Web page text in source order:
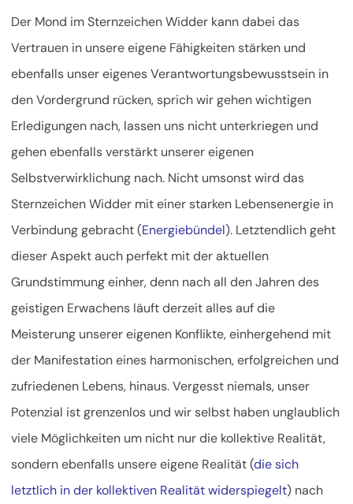
Der Mond im Sternzeichen Widder kann dabei das
Vertrauen in unsere eigene Fähigkeiten stärken und
ebenfalls unser eigenes Verantwortungsbewusstsein in
den Vordergrund rücken, sprich wir gehen wichtigen
Erledigungen nach, lassen uns nicht unterkriegen und
gehen ebenfalls verstärkt unserer eigenen
Selbstverwirklichung nach. Nicht umsonst wird das
Sternzeichen Widder mit einer starken Lebensenergie in
Verbindung gebracht (Energiebündel). Letztendlich geht
dieser Aspekt auch perfekt mit der aktuellen
Grundstimmung einher, denn nach all den Jahren des
geistigen Erwachens läuft derzeit alles auf die
Meisterung unserer eigenen Konflikte, einhergehend mit
der Manifestation eines harmonischen, erfolgreichen und
zufriedenen Lebens, hinaus. Vergesst niemals, unser
Potenzial ist grenzenlos und wir selbst haben unglaublich
viele Möglichkeiten um nicht nur die kollektive Realität,
sondern ebenfalls unsere eigene Realität (die sich
letztlich in der kollektiven Realität widerspiegelt) nach